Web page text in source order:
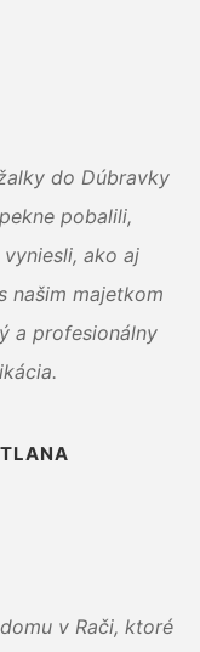
do Dúbravky
pobalili,
ako aj
našim majetkom
a profesionálny
v Rači, ktoré